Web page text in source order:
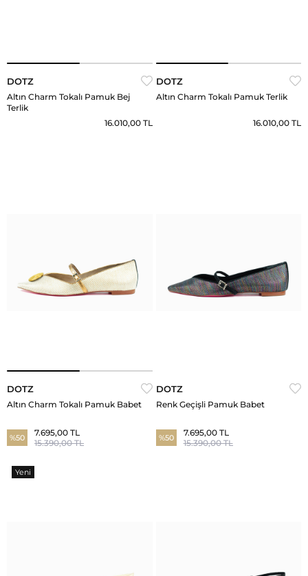
DOTZ
Altın Charm Tokalı Pamuk Bej
Terlik
16.010,00 TL
DOTZ
Altın Charm Tokalı Pamuk Terlik
16.010,00 TL
DOTZ
Altın Charm Tokalı Pamuk Babet
%50
7.695,00 TL
15.390,00 TL
DOTZ
Renk Geçişli Pamuk Babet
%50
7.695,00 TL
15.390,00 TL
Yeni